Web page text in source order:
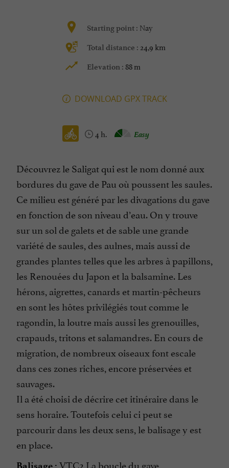
Starting point : Nay
Total distance : 24,9 km
Elevation : 88 m
DOWNLOAD GPX TRACK
4 h. Easy
Découvrez le Saligat qui est le nom donné aux
bordures du gave de Pau où poussent les saules.
Ce milieu est généré par les divagations du gave
en fonction de son niveau d’eau. On y trouve
sur un sol de galets et de sable une grande
variété de saules, des aulnes, mais aussi de
grandes plantes telles que les arbres à papillons,
les Renouées du Japon et la balsamine. Les
hérons, aigrettes, canards et martin-pêcheurs
en sont les hôtes privilégiés tout comme le
ragondin, la loutre mais aussi les grenouilles,
crapauds, tritons et salamandres. En cours de
migration, de nombreux oiseaux font escale
dans ces zones riches, encore préservées et
sauvages.
Il a été choisi de décrire cet itinéraire dans le
sens horaire. Toutefois celui ci peut se
parcourir dans les deux sens, le balisage y est
en place.
VTC2 La boucle du gave